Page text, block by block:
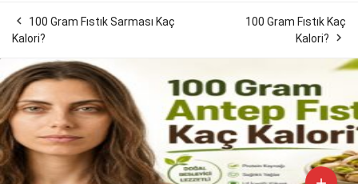

100 Gram Fıstık Sarması Kaç
Kalori?
100 Gram Fıstık Kaç
Kalori?
